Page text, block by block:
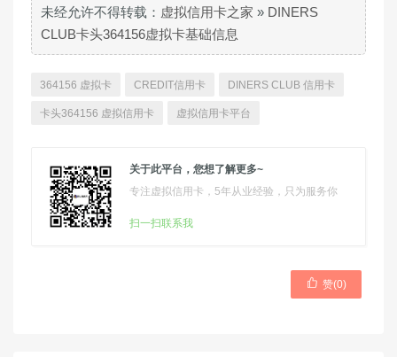
未经允许不得转载： 虚拟信用卡之家 » DINERS
CLUB卡头364156虚拟卡基础信息
364156 虚拟卡 CREDIT信用卡 DINERS CLUB 信用卡
卡头364156 虚拟信用卡 虚拟信用卡平台
关于此平台，您想了解更多~
专注虚拟信用卡，5年从业经验，只为服务你
扫一扫联系我
 赞(0)